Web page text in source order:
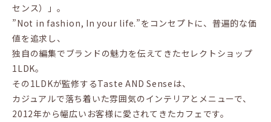
センス）」。
”Not in fashion, In your life.”をコンセプトに、普遍的な価
値を追求し、
独自の編集でブランドの魅力を伝えてきたセレクトショップ
1LDK。
その1LDKが監修するTaste AND Senseは、
カジュアルで落ち着いた雰囲気のインテリアとメニューで、
2012年から幅広いお客様に愛されてきたカフェです。